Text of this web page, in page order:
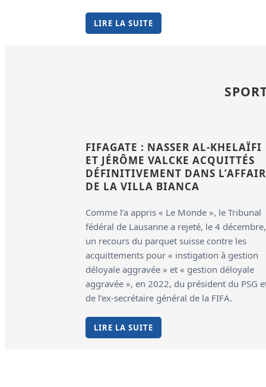
LIRE LA SUITE
FIFAGATE : NASSER AL-KHELAÏFI
ET JÉRÔME VALCKE ACQUITTÉS
DÉFINITIVEMENT DANS
DE LA VILLA BIANCA
Comme l’a appris « Le Monde », le Tribunal
fédéral de Lausanne a rejeté, le 4 décembre,
un recours du parquet suisse contre les
acquittements pour « instigation à gestion
déloyale aggravée » et « gestion déloyale
aggravée », en 2022, du président du PSG
de l’ex-secrétaire général de la FIFA.
LIRE LA SUITE